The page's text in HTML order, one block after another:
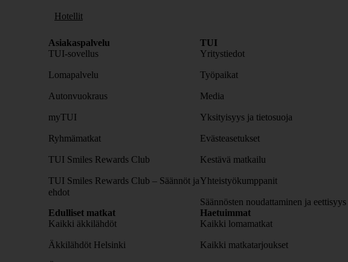
Hotellit
Asiakaspalvelu
TUI-sovellus
Lomapalvelu
Autonvuokraus
myTUI
Ryhmämatkat
TUI Smiles Rewards Club
TUI Smiles Rewards Club – Säännöt ja
ehdot
TUI
Yritystiedot
Työpaikat
Media
Yksityisyys ja tietosuoja
Evästeasetukset
Kestävä matkailu
Yhteistyökumppanit
Säännösten noudattaminen ja eettisyys
Edulliset matkat
Kaikki äkkilähdöt
Äkkilähdöt Helsinki
Haetuimmat
Kaikki lomamatkat
Kaikki matkatarjoukset